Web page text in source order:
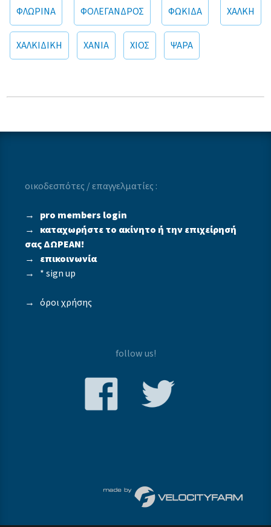
ΦΛΩΡΙΝΑ ΦΟΛΕΓΑΝΔΡΟΣ ΦΩΚΙΔΑ ΧΑΛΚΗ
ΧΑΛΚΙΔΙΚΗ ΧΑΝΙΑ ΧΙΟΣ ΨΑΡΑ
οικοδεσπότες / επαγγελματίες :
→ pro members login
→καταχωρήστε το ακίνητο ή την επιχείρησή
σας ΔΩΡΕΑΝ!
→ επικοινωνία
→ * sign up
→όροι χρήσης
follow us!